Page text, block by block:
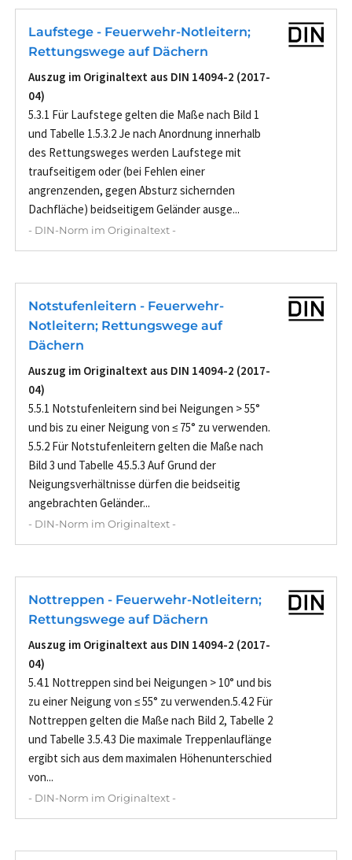
Laufstege - Feuerwehr-Notleitern;
Rettungswege auf Dächern
Auszug im Originaltext aus DIN 14094-2 (2017-
04)
5.3.1 Für Laufstege gelten die Maße nach Bild 1
und Tabelle 1.5.3.2 Je nach Anordnung innerhalb
des Rettungsweges werden Laufstege mit
traufseitigem oder (bei Fehlen einer
angrenzenden, gegen Absturz sichernden
Dachfläche) beidseitigem Geländer ausge...
- DIN-Norm im Originaltext -
Notstufenleitern - Feuerwehr-
Notleitern; Rettungswege auf
Dächern
Auszug im Originaltext aus DIN 14094-2 (2017-
04)
5.5.1 Notstufenleitern sind bei Neigungen > 55°
und bis zu einer Neigung von ≤ 75° zu verwenden.
5.5.2 Für Notstufenleitern gelten die Maße nach
Bild 3 und Tabelle 4.5.5.3 Auf Grund der
Neigungsverhältnisse dürfen die beidseitig
angebrachten Geländer...
- DIN-Norm im Originaltext -
Nottreppen - Feuerwehr-Notleitern;
Rettungswege auf Dächern
Auszug im Originaltext aus DIN 14094-2 (2017-
04)
5.4.1 Nottreppen sind bei Neigungen > 10° und bis
zu einer Neigung von ≤ 55° zu verwenden.5.4.2 Für
Nottreppen gelten die Maße nach Bild 2, Tabelle 2
und Tabelle 3.5.4.3 Die maximale Treppenlauflänge
ergibt sich aus dem maximalen Höhenunterschied
von...
- DIN-Norm im Originaltext -